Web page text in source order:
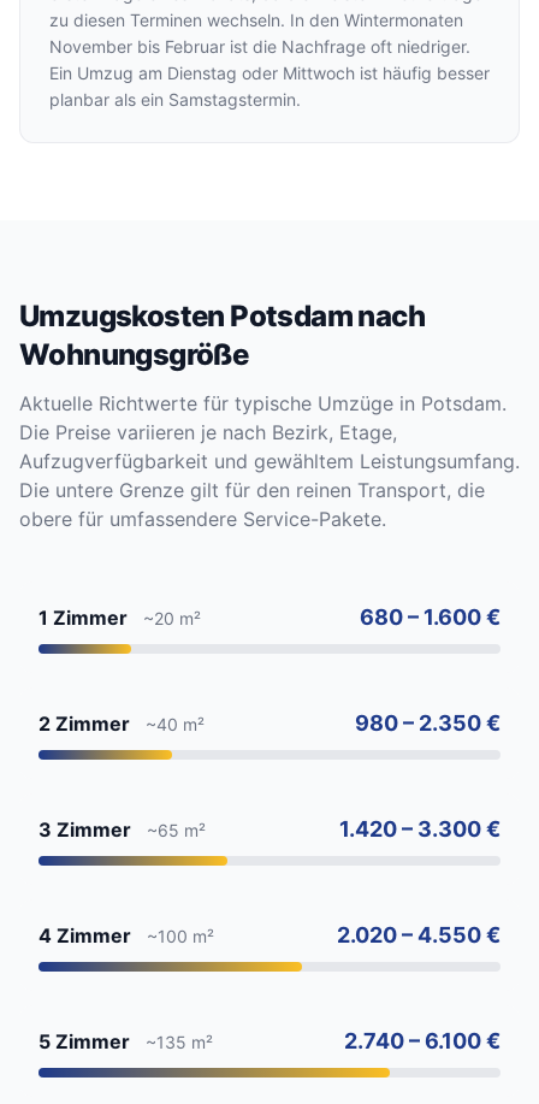
zu diesen Terminen wechseln. In den Wintermonaten
November bis Februar ist die Nachfrage oft niedriger.
Ein Umzug am Dienstag oder Mittwoch ist häufig besser
planbar als ein Samstagstermin.
Umzugskosten Potsdam nach
Wohnungsgröße
Aktuelle Richtwerte für typische Umzüge in Potsdam.
Die Preise variieren je nach Bezirk, Etage,
Aufzugverfügbarkeit und gewähltem Leistungsumfang.
Die untere Grenze gilt für den reinen Transport, die
obere für umfassendere Service-Pakete.
1 Zimmer ~20 m² 680 – 1.600 €
2 Zimmer ~40 m² 980 – 2.350 €
3 Zimmer ~65 m² 1.420 – 3.300 €
4 Zimmer ~100 m² 2.020 – 4.550 €
5 Zimmer ~135 m² 2.740 – 6.100 €